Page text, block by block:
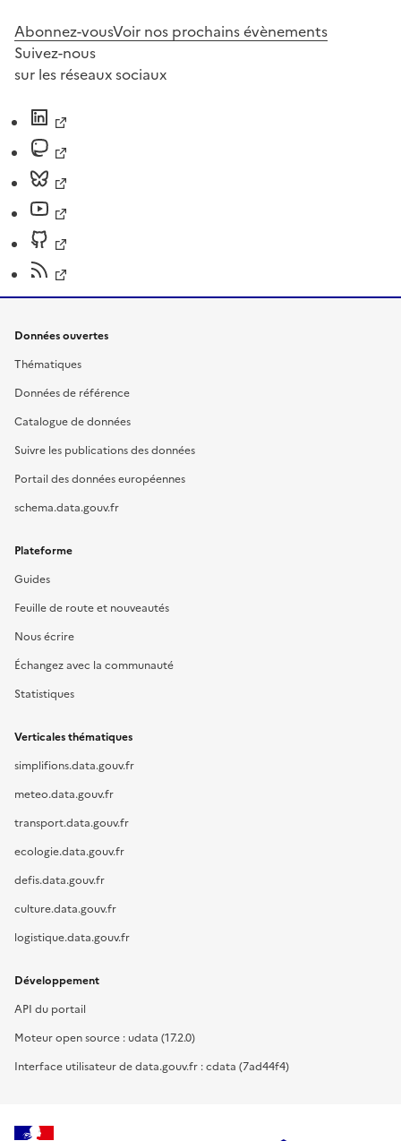
Abonnez-vousVoir nos prochains évènements
Suivez-nous
sur les réseaux sociaux
Données ouvertes
Thématiques
Données de référence
Catalogue de données
Suivre les publications des données
Portail des données européennes
schema.data.gouv.fr
Plateforme
Guides
Feuille de route et nouveautés
Nous écrire
Échangez avec la communauté
Statistiques
Verticales thématiques
simplifions.data.gouv.fr
meteo.data.gouv.fr
transport.data.gouv.fr
ecologie.data.gouv.fr
defis.data.gouv.fr
culture.data.gouv.fr
logistique.data.gouv.fr
Développement
API du portail
Moteur open source : udata (17.2.0)
Interface utilisateur de data.gouv.fr : cdata (7ad44f4)